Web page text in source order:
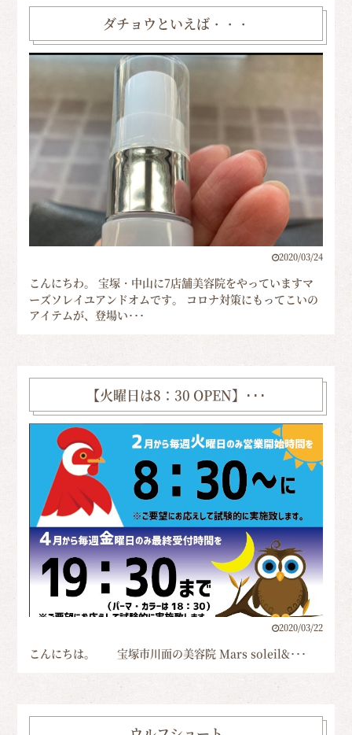
ダチョウといえば・・・
2020/03/24
こんにちわ。 宝塚・中山に7店舗美容院をやっていますマ
ーズソレイユアンドオムです。 コロナ対策にもってこいの
アイテムが、登場い･･･
【火曜日は8：30 OPEN】･･･
2020/03/22
こんにちは。 宝塚市川面の美容院 Mars soleil&･･･